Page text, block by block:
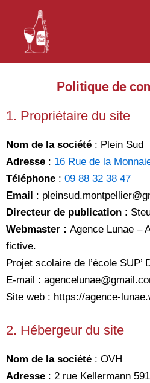
contenu
Politique de
1. Propriétaire du site
Nom de la société : Plein Sud
Adresse : 16 Rue de la
Téléphone : 09 88 32 38 47
Email :
Directeur de publication :
Webmaster : Agence Lunae –
fictive.
Projet scolaire de l’école SUP’
E-mail :
Site web : https://agence-
2. Hébergeur du site
Nom de la société : OVH
Adresse : 2 rue Kellermann